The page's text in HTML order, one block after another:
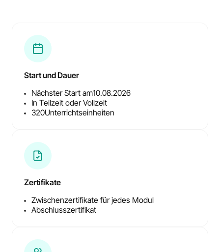
Start und Dauer
Nächster Start am10.08.2026
In Teilzeit oder Vollzeit
320Unterrichtseinheiten
Zertifikate
Zwischenzertifikate für jedes Modul
Abschlusszertifikat